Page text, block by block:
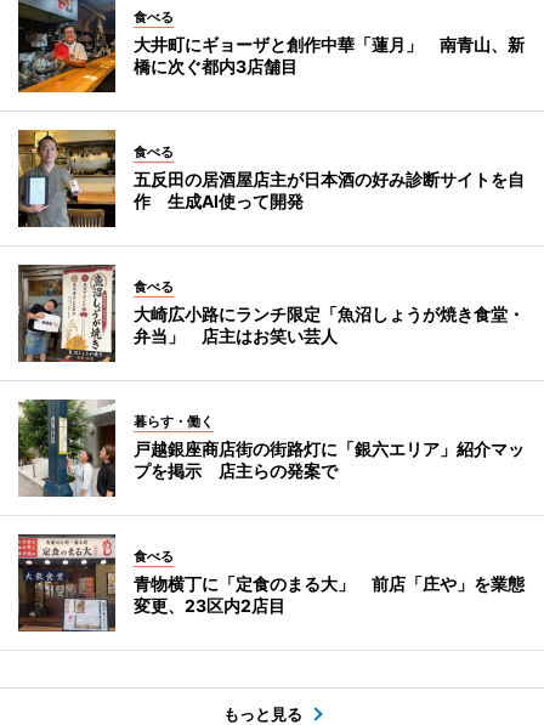
食べる
大井町にギョーザと創作中華「蓮月」 南青山、新
橋に次ぐ都内3店舗目
食べる
五反田の居酒屋店主が日本酒の好み診断サイトを自
作 生成AI使って開発
食べる
大崎広小路にランチ限定「魚沼しょうが焼き食堂・
弁当」 店主はお笑い芸人
暮らす・働く
戸越銀座商店街の街路灯に「銀六エリア」紹介マッ
プを掲示 店主らの発案で
食べる
青物横丁に「定食のまる大」 前店「庄や」を業態
変更、23区内2店目
もっと見る